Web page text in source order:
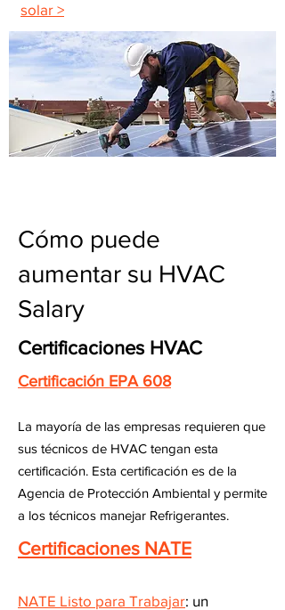
solar >
Cómo puede
aumentar su HVAC
Salary
Certificaciones HVAC
Certificación EPA 608
La mayoría de las empresas requieren que
sus técnicos de HVAC tengan esta
certificación. Esta certificación es de la
Agencia de Protección Ambiental y permite
a los técnicos manejar Refrigerantes.
Certificaciones NATE
NATE Listo para Trabajar: un